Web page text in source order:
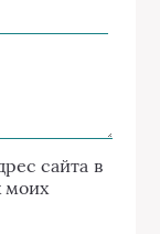
сайта в
моих